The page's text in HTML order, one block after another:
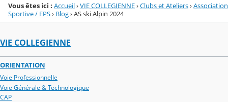
Vous êtes ici : Accueil›VIE COLLEGIENNE›Clubs et Ateliers›Association
Sportive / EPS› Blog›AS ski Alpin 2024
VIE COLLEGIENNE
ORIENTATION
Voie Professionnelle
Voie Générale & Technologique
CAP